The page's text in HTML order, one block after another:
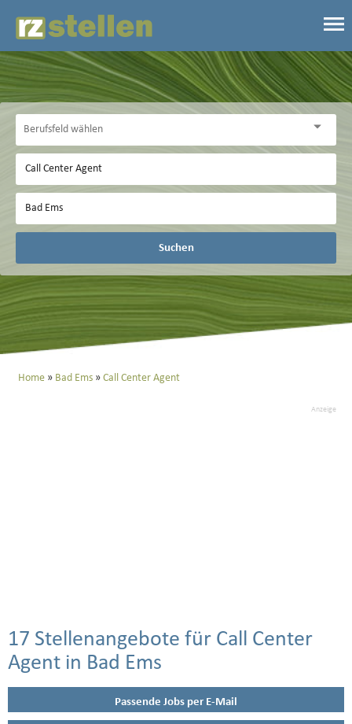
Suchen
Home Bad Ems Call Center Agent
Anzeige
17 Stellenangebote für Call Center
Agent in Bad Ems
Passende Jobs per E-Mail